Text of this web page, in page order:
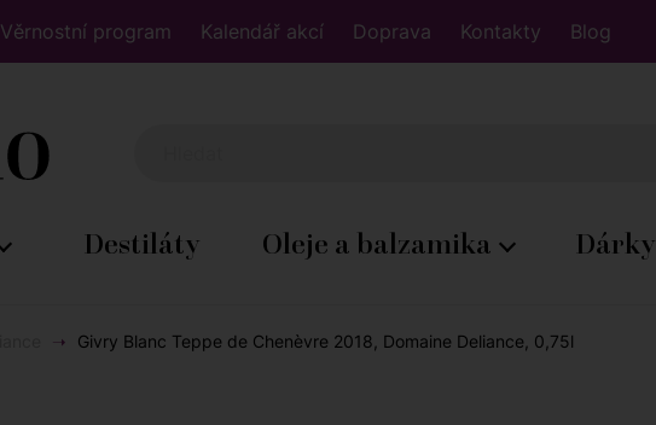
Věrnostní program Kalendář akcí Doprava Kontakty Blog
Destiláty Oleje a balzamika Dárky
Givry Blanc Teppe de Chenèvre 2018, Domaine Deliance, 0,75l